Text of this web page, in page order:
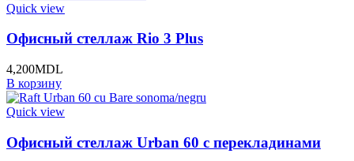
Quick view
Офисный стеллаж Rio 3 Plus
4,200MDL
В корзину
Quick view
Офисный стеллаж Urban 60 с перекладинами